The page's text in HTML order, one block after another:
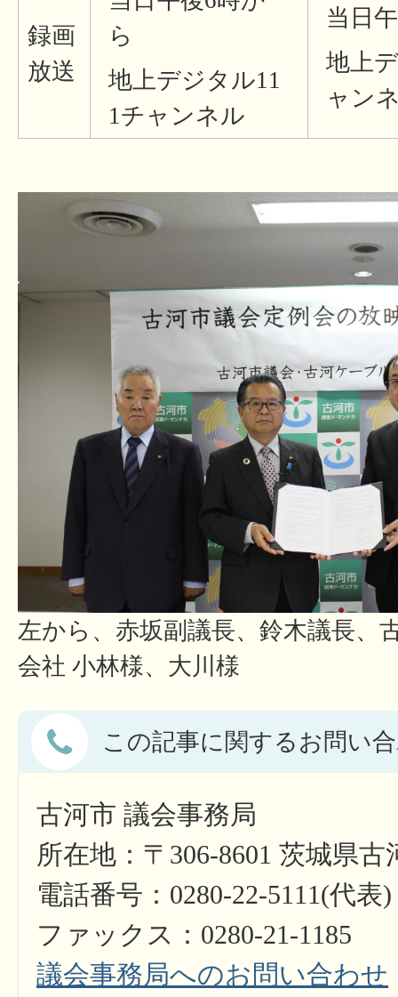
録画
放送
ら
地上デジタル11
1チャンネル
当日
地上
ャン
左から、赤坂副議長、鈴木議長、
会社 小林様、大川様
この記事に関するお問い
古河市 議会事務局
所在地：〒306-8601 茨城県
電話番号：0280-22-5111(代表)
ファックス：0280-21-1185
議会事務局へのお問い合わせ